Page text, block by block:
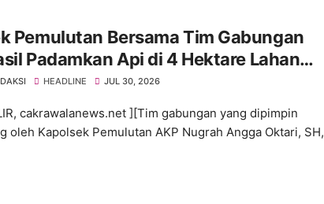
Pemulutan Bersama Tim Gabungan
Padamkan Api di 4 Hektare Lahan
Desa Ibul Besar 1
HEADLINE JUL 30, 2026
cakrawalanews.net ][Tim gabungan yang dipimpin
oleh Kapolsek Pemulutan AKP Nugrah Angga Oktari, SH,